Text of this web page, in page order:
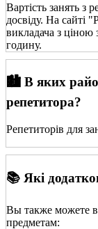
Вартість занять з
досвіду. На сайті
викладача з ціною
годину.
🏙️ В яких
репетитора?
Репетиторів для
📚 Які
Вы также можете
предметам: